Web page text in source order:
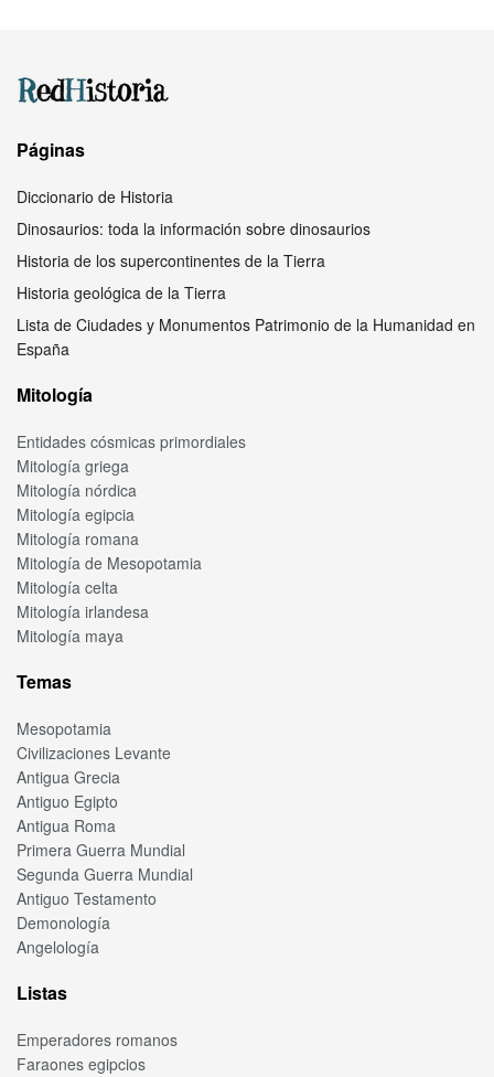
Páginas
Diccionario de Historia
Dinosaurios: toda la información sobre dinosaurios
Historia de los supercontinentes de la Tierra
Historia geológica de la Tierra
Lista de Ciudades y Monumentos Patrimonio de la Humanidad en
España
Mitología
Entidades cósmicas primordiales
Mitología griega
Mitología nórdica
Mitología egipcia
Mitología romana
Mitología de Mesopotamia
Mitología celta
Mitología irlandesa
Mitología maya
Temas
Mesopotamia
Civilizaciones Levante
Antigua Grecia
Antiguo Egipto
Antigua Roma
Primera Guerra Mundial
Segunda Guerra Mundial
Antiguo Testamento
Demonología
Angelología
Listas
Emperadores romanos
Faraones egipcios